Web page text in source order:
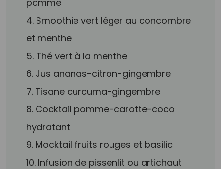
pomme
4. Smoothie vert léger au concombre
et menthe
5. Thé vert à la menthe
6. Jus ananas-citron-gingembre
7. Tisane curcuma-gingembre
8. Cocktail pomme-carotte-coco
hydratant
9. Mocktail fruits rouges et basilic
10. Infusion de pissenlit ou artichaut